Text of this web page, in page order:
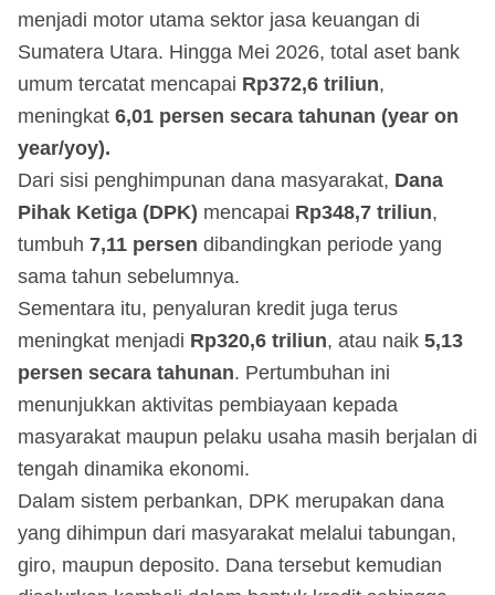
menjadi motor utama sektor jasa keuangan di
Sumatera Utara. Hingga Mei 2026, total aset bank
umum tercatat mencapai Rp372,6 triliun,
meningkat 6,01 persen secara tahunan (year on
year/yoy).
Dari sisi penghimpunan dana masyarakat, Dana
Pihak Ketiga (DPK) mencapai Rp348,7 triliun,
tumbuh 7,11 persen dibandingkan periode yang
sama tahun sebelumnya.
Sementara itu, penyaluran kredit juga terus
meningkat menjadi Rp320,6 triliun, atau naik 5,13
persen secara tahunan. Pertumbuhan ini
menunjukkan aktivitas pembiayaan kepada
masyarakat maupun pelaku usaha masih berjalan di
tengah dinamika ekonomi.
Dalam sistem perbankan, DPK merupakan dana
yang dihimpun dari masyarakat melalui tabungan,
giro, maupun deposito. Dana tersebut kemudian